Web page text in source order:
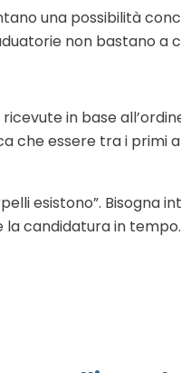
una possibilità
non bastano a
in base
che essere tra i primi
esistono”. Bisogna
candidatura in tempo.